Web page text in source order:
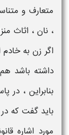
متعارف و
، نان ، اثاث
اگر زن به
داشته باشد
بنابراین ، در
باید گفت که در ماده 1107
مورد اشاره